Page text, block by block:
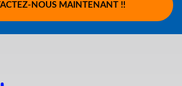
NOUS MAINTENANT !!